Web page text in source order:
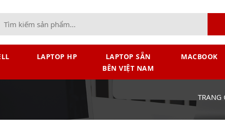
LAPTOP HP
LAPTOP SẴN
BÊN VIỆT NAM
MACBOOK
TRANG